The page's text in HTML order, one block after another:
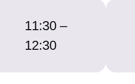
11:30 –
12:30